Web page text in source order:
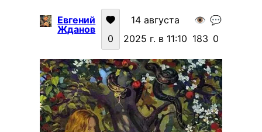
Евгений
Жданов
0
14 августа
2025 г. в 11:10
👁️
183
💬
0